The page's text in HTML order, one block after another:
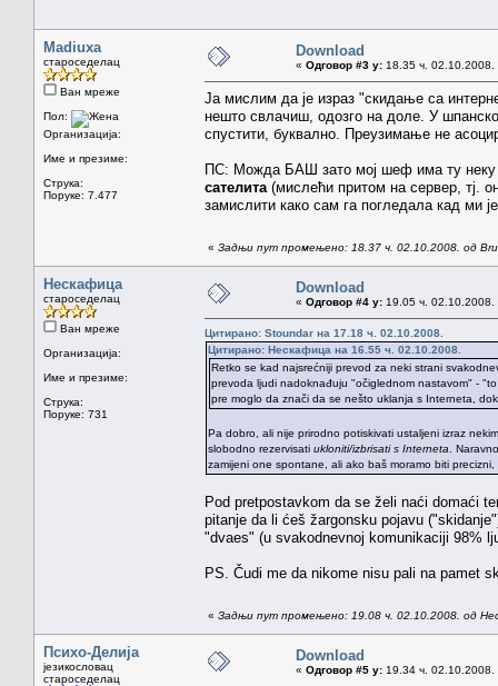
Madiuxa
староседелац
Ван мреже
Пол:
Организација:
Име и презиме:
Струка:
Поруке: 7.477
Download
« Одговор #3 у: 18.35 ч. 02.10.2008.
Ја мислим да је израз "скидање са
нешто свлачиш, одозго на доле. У
спустити, буквално. Преузимање не
ПС: Можда БАШ зато мој шеф има ту неку
сателита (мислећи притом на сервер, тј.
замислити како сам га погледала кад ми
« Задњи пут промењено: 18.37 ч. 02.10.2008. од
Нескафица
староседелац
Ван мреже
Организација:
Име и презиме:
Струка:
Поруке: 731
Download
« Одговор #4 у: 19.05 ч. 02.10.2008.
Цитирано: Stoundar на 17.18 ч. 02.10.2008.
Цитирано: Нескафица на 16.55 ч. 02.10.2008.
Retko se kad najsrećniji prevod za neki strani
prevoda ljudi nadoknađuju "očiglednom nastavom" -
pre moglo da znači da se nešto uklanja s Interneta,
Pa dobro, ali nije prirodno potiskivati ustaljeni izraz
slobodno rezervisati ukloniti/izbrisati s Interneta .
zamijeni one spontane, ali ako baš moramo biti
Pod pretpostavkom da se želi naći domaći
pitanje da li ćeš žargonsku pojavu
"dvaes" (u svakodnevnoj komunikaciji 98%
PS. Čudi me da nikome nisu pali na pamet
« Задњи пут промењено: 19.08 ч. 02.10.2008. од
Психо-Делија
језикословац
староседелац
Download
« Одговор #5 у: 19.34 ч. 02.10.2008.